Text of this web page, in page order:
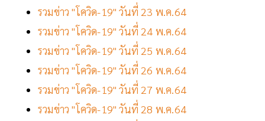
รวมข่าว "โควิด-19" วันที่ 23 พ.ค.64
รวมข่าว "โควิด-19" วันที่ 24 พ.ค.64
รวมข่าว "โควิด-19" วันที่ 25 พ.ค.64
รวมข่าว "โควิด-19" วันที่ 26 พ.ค.64
รวมข่าว "โควิด-19" วันที่ 27 พ.ค.64
รวมข่าว "โควิด-19" วันที่ 28 พ.ค.64